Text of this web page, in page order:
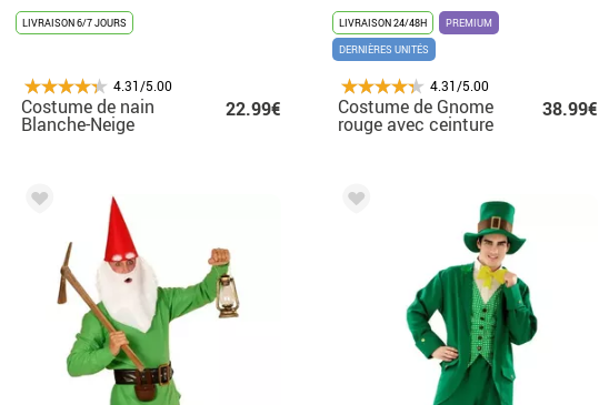
LIVRAISON 6/7 JOURS
4.31/5.00
Costume de nain
Blanche-Neige
marron pour homme
22.99€
LIVRAISON 24/48H
PREMIUM
DERNIÈRES UNITÉS
4.31/5.00
Costume de Gnome
rouge avec ceinture
pour homme
38.99€